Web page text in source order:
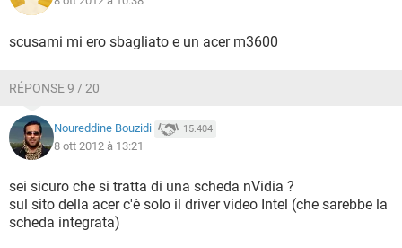
scusami mi ero sbagliato e un acer m3600
RÉPONSE 9 / 20
Noureddine Bouzidi 15.404
8 ott 2012 à 13:21
sei sicuro che si tratta di una scheda nVidia ?
sul sito della acer c'è solo il driver video Intel (che sarebbe la
scheda integrata)